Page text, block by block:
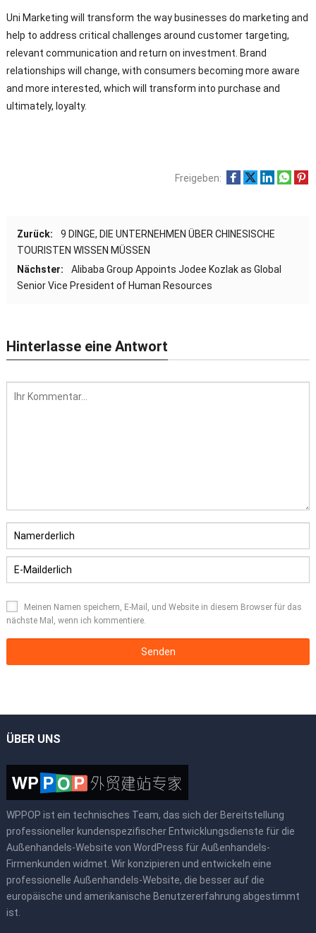
Uni Marketing will transform the way businesses do marketing and
help to address critical challenges around customer targeting,
relevant communication and return on investment Brand
relationships will change, with consumers becoming more aware
and more interested, which will transform into purchase and
ultimately, loyalty.
Freigeben:
Zurück:
9 DINGE, DIE UNTERNEHMEN ÜBER CHINESISCHE
TOURISTEN WISSEN MÜSSEN
Nächster:
Alibaba Group Appoints Jodee Kozlak as Global
Senior Vice President of Human Resources
Hinterlasse eine Antwort
Meinen Namen speichern, E-Mail, und Website in diesem Browser für das
nächste Mal, wenn ich kommentiere.
ÜBER UNS
WPPOP ist ein technisches Team, das sich der Bereitstellung
professioneller kundenspezifischer Entwicklungsdienste für die
Außenhandels-Website von WordPress für Außenhandels-
Firmenkunden widmet. Wir konzipieren und entwickeln eine
professionelle Außenhandels-Website, die besser auf die
europäische und amerikanische Benutzererfahrung abgestimmt
ist.